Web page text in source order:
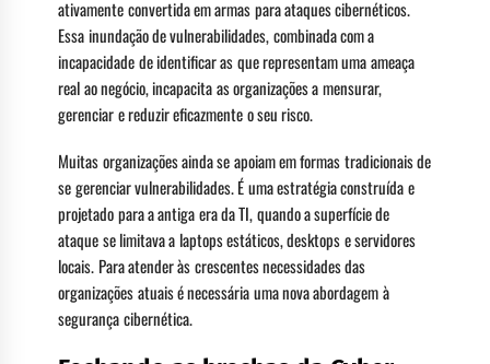
ativamente convertida em armas para ataques cibernéticos.
Essa inundação de vulnerabilidades, combinada com a
incapacidade de identificar as que representam uma ameaça
real ao negócio, incapacita as organizações a mensurar,
gerenciar e reduzir eficazmente o seu risco.
Muitas organizações ainda se apoiam em formas tradicionais de
se gerenciar vulnerabilidades. É uma estratégia construída e
projetado para a antiga era da TI, quando a superfície de
ataque se limitava a laptops estáticos, desktops e servidores
locais. Para atender às crescentes necessidades das
organizações atuais é necessária uma nova abordagem à
segurança cibernética.